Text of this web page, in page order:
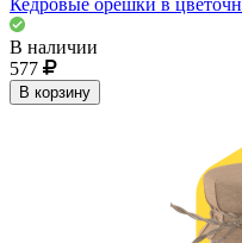
В наличии
577
В корзину